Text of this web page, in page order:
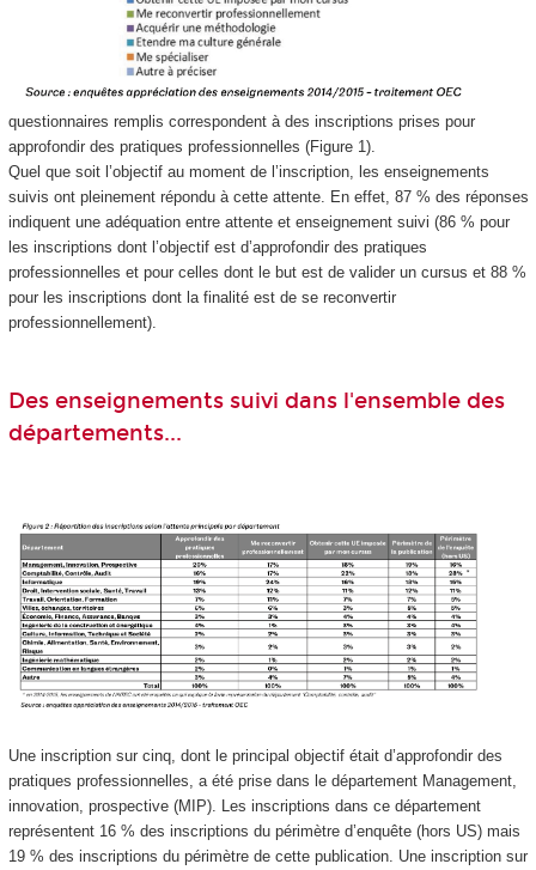
questionnaires remplis correspondent à des inscriptions prises pour
approfondir des pratiques professionnelles (Figure 1).
Quel que soit l’objectif au moment de l’inscription, les enseignements
suivis ont pleinement répondu à cette attente. En effet, 87 % des réponses
indiquent une adéquation entre attente et enseignement suivi (86 % pour
les inscriptions dont l’objectif est d’approfondir des pratiques
professionnelles et pour celles dont le but est de valider un cursus et 88 %
pour les inscriptions dont la finalité est de se reconvertir
professionnellement).
Des enseignements suivi dans l'ensemble des
départements...
Une inscription sur cinq, dont le principal objectif était d’approfondir des
pratiques professionnelles, a été prise dans le département Management,
innovation, prospective (MIP). Les inscriptions dans ce département
représentent 16 % des inscriptions du périmètre d’enquête (hors US) mais
19 % des inscriptions du périmètre de cette publication. Une inscription sur